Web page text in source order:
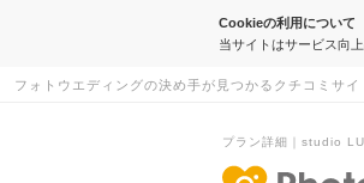
Cookieの利用について
当サイトはサービス向
フォトウエディングの決め手が見つかるクチコミサイ
プラン詳細｜studio